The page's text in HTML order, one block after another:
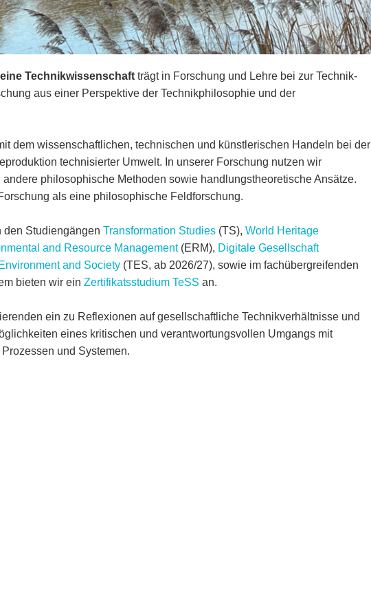
Technikwissenschaft trägt in Forschung und Lehre bei zur Technik-
aus einer Perspektive der Technikphilosophie und der
dem wissenschaftlichen, technischen und künstlerischen Handeln bei der
technisierter Umwelt. In unserer Forschung nutzen wir
andere philosophische Methoden sowie handlungstheoretische Ansätze.
als eine philosophische Feldforschung.
den Studiengängen Transformation Studies (TS), World Heritage
and Resource Management(ERM), Digitale Gesellschaft
and Society (TES, ab 2026/27), sowie im fachübergreifenden
bieten wir ein Zertifikatsstudium TeSS an.
ein zu Reflexionen auf gesellschaftliche Technikverhältnisse und
eines kritischen und verantwortungsvollen Umgangs mit
und Systemen.